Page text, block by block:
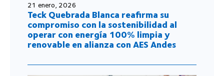
21 enero, 2026
Teck Quebrada Blanca reafirma su
compromiso con la sostenibilidad al
operar con energía 100% limpia y
renovable en alianza con AES Andes